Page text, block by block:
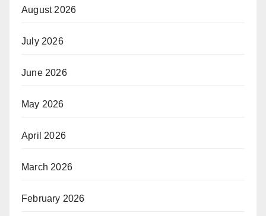
August 2026
July 2026
June 2026
May 2026
April 2026
March 2026
February 2026